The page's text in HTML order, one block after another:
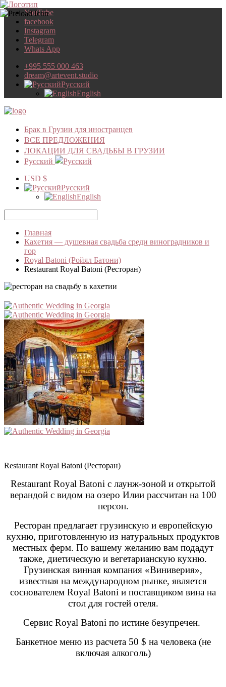
YouTube
facebook
Instagram
Telegram
Whats App
+995 555 000 463
dream@artevent.studio
Русский
English
Брак в Грузии для иностранцев
ВСЕ ПРЕДЛОЖЕНИЯ
ЛОКАЦИИ ДЛЯ СВАДЬБЫ В ГРУЗИИ
Русский
USD $
Русский
English
Главная
Кахетия — душевная свадьба среди виноградников и
гор
Royal Batoni (Ройял Батони)
Restaurant Royal Batoni (Ресторан)
Restaurant Royal Batoni (Ресторан)
Restaurant Royal Batoni с лаунж-зоной и открытой
верандой с видом на озеро Илии рассчитан на 100
персон.
Ресторан предлагает грузинскую и европейскую
кухню, приготовленную из натуральных продуктов
местных ферм. По вашему желанию вам подадут
также, диетическую и вегетарианскую кухню.
Грузинская винная компания «Виниверия»,
известная на международном рынке, является
соснователем Royal Batoni и поставщиком вина на
стол для гостей отеля.
Сервис Royal Batoni по истине безупречен.
Банкетное меню из расчета 50 $ на человека (не
включая алкоголь)